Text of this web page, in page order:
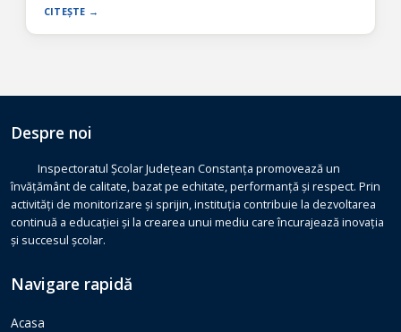
CITEȘTE →
Despre noi
Inspectoratul Școlar Județean Constanța promovează un
învățământ de calitate, bazat pe echitate, performanță și respect. Prin
activități de monitorizare și sprijin, instituția contribuie la dezvoltarea
continuă a educației și la crearea unui mediu care încurajează inovația
și succesul școlar.
Navigare rapidă
Acasa